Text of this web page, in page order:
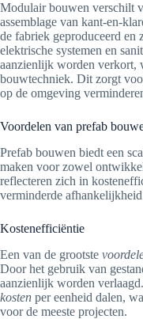
Modulair bouwen verschilt
assemblage van kant-en-
de fabriek geproduceerd
elektrische systemen en
aanzienlijk worden verkort,
bouwtechniek. Dit zorgt
op de omgeving
Voordelen van prefab
Prefab bouwen biedt een
maken voor zowel
reflecteren zich in
verminderde
Kostenefficiëntie
Een van de grootste
Door het gebruik van
aanzienlijk worden
kosten per eenheid dalen,
voor de meeste projecten.